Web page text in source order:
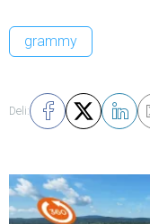
grammy
Deli: